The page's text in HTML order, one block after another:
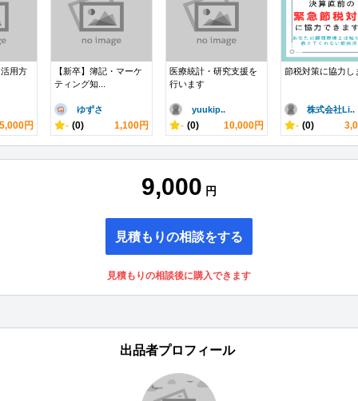
用方
5,000円
【新卒】簿記・マーケ
ティング知...
ゆずさ
- (0) 1,100円
医療統計・研究支援を
行います
yuukip..
- (0) 10,000円
節税対策に協力し
株式会社Li..
- (0)
9,000 円
見積もりの相談をする
見積もりの相談後に購入できます
出品者プロフィール